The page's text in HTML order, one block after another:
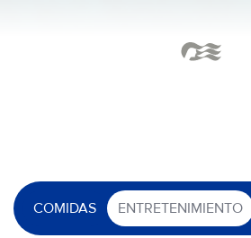
COMIDAS ENTRETENIMIENTO